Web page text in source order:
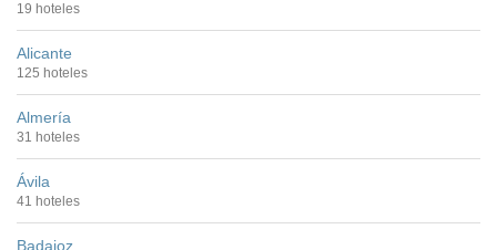
19 hoteles
Alicante
125 hoteles
Almería
31 hoteles
Ávila
41 hoteles
Badajoz